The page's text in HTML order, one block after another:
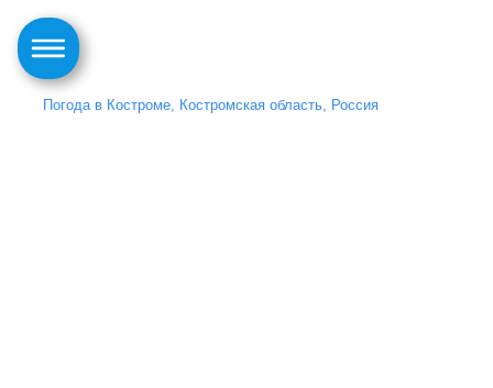
Погода в Костроме, Костромская область, Россия